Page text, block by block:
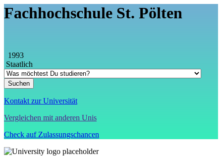
Fachhochschule St. Pölten
1993
Staatlich
Kontakt zur Universität
Vergleichen mit anderen Unis
Check auf Zulassungschancen